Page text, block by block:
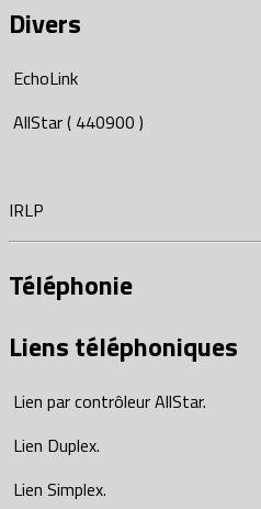
Divers
EchoLink
AllStar ( 440900 )
IRLP
Téléphonie
Liens téléphoniques
Lien par contrôleur AllStar.
Lien Duplex.
Lien Simplex.